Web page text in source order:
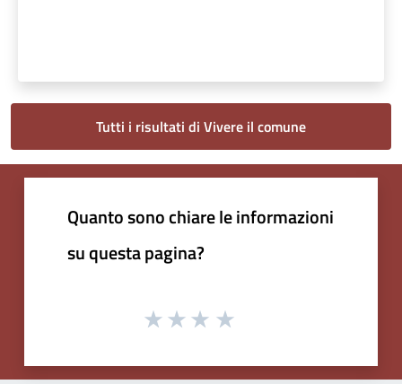
Tutti i risultati di Vivere il comune
Quanto sono chiare le informazioni
su questa pagina?